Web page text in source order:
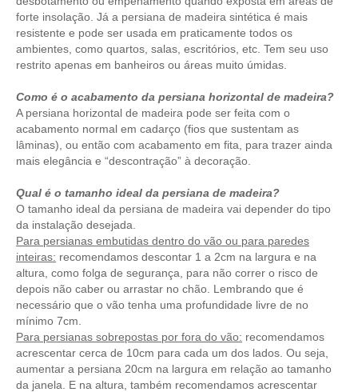
forte insolação. Já a persiana de madeira sintética é mais
resistente e pode ser usada em praticamente todos os
ambientes, como quartos salas escritórios , etc. Tem seu uso
restrito apenas em banheiros ou áreas muito úmidas.
Como é o acabamento da persiana horizontal de madeira?
A persiana horizontal de madeira pode ser feita com o
acabamento normal em cadarço (fios que sustentam as
lâminas), ou então com acabamento em fita, para trazer ainda
mais elegância e “descontração” à decoração.
Qual é o tamanho ideal da persiana de madeira?
O tamanho ideal da persiana de madeira vai depender do tipo
da instalação desejada.
Para persianas embutidas dentro do vão ou para paredes
inteiras: recomendamos descontar 1 a 2cm na largura e na
altura, como folga de segurança, para não correr o risco de
depois não caber ou arrastar no chão. Lembrando que é
necessário que o vão tenha uma profundidade livre de no
mínimo 7cm.
Para persianas sobrepostas por fora do vão: recomendamos
acrescentar cerca de 10cm para cada um dos lados. Ou seja,
aumentar a persiana 20cm na largura em relação ao tamanho
da janela. E na altura, também recomendamos acrescentar